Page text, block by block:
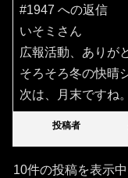
#1947 への返信
いそミさん
広報活動、ありが
そろそろ冬の快晴
次は、月末ですね。
投稿者
10件の投稿を表示